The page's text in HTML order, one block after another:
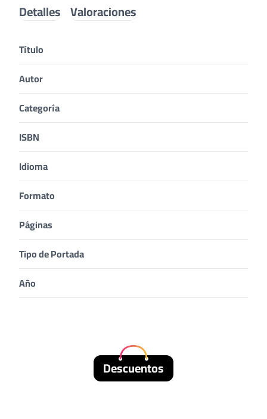
Detalles Valoraciones
Título
Autor
Categoría
ISBN
Idioma
Formato
Páginas
Tipo de Portada
Año
Descuentos